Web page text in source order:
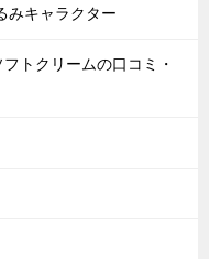
みキャラクター
トクリームの口コミ・